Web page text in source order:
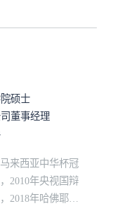
硕士
董事经理
来⻄亚中华杯冠
2010年央视国辩
2018年哈佛耶鲁